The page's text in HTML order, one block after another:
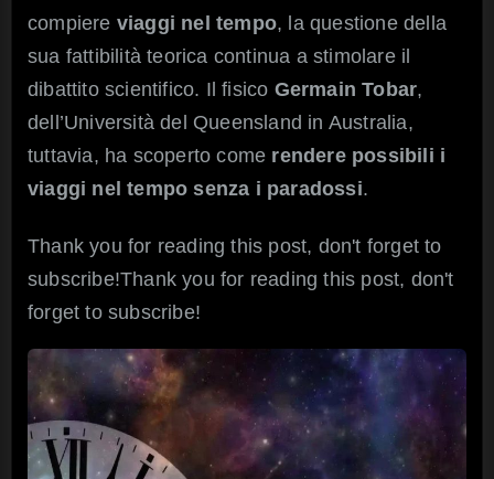
è
compiere viaggi nel tempo, la questione della
sua fattibilità teorica continua a stimolare il
dibattito scientifico. Il fisico Germain Tobar,
dell’Università del Queensland in Australia,
tuttavia, ha scoperto come rendere possibili i
viaggi nel tempo senza i paradossi.
Thank you for reading this post, don't forget to
subscribe!Thank you for reading this post, don't
forget to subscribe!